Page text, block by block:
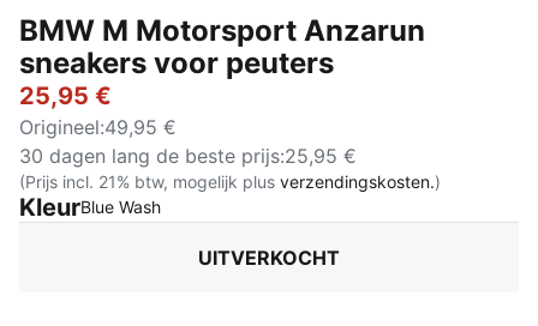
BMW M Motorsport Anzarun
sneakers voor peuters
25,95 €
Origineel:49,95 €
30 dagen lang de beste prijs:25,95 €
(Prijs incl. 21% btw, mogelijk plus verzendingskosten.)
KleurBlue Wash:
UITVERKOCHT